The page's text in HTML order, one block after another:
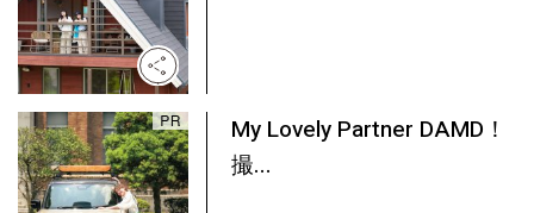
My Lovely Partner DAMD！
撮...